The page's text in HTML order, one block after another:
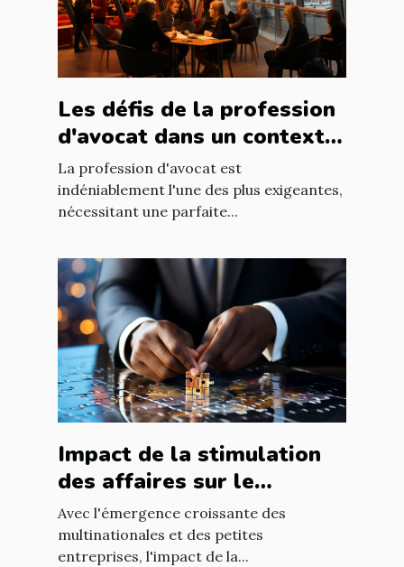
Les défis de la profession
d'avocat dans un contexte
international à Nantes
La profession d'avocat est
indéniablement l'une des plus exigeantes,
nécessitant une parfaite...
Impact de la stimulation
des affaires sur le
développement
économique mondial
Avec l'émergence croissante des
multinationales et des petites
entreprises, l'impact de la...